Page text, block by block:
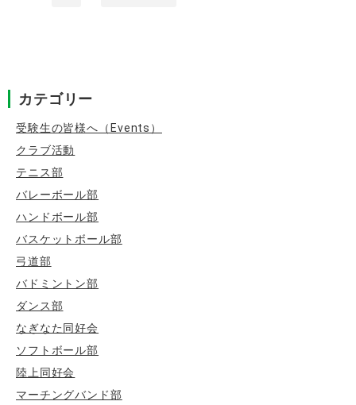
カテゴリー
受験生の皆様へ（Events）
クラブ活動
テニス部
バレーボール部
ハンドボール部
バスケットボール部
弓道部
バドミントン部
ダンス部
なぎなた同好会
ソフトボール部
陸上同好会
マーチングバンド部